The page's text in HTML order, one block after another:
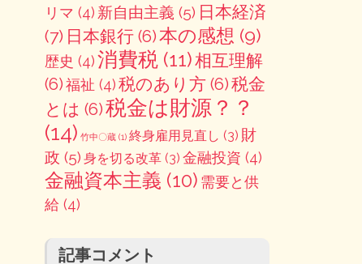
リマ (4) 新自由主義 (5) 日本経済
(7) 日本銀行(6)本の感想 (9)
歴史 (4)消費税(11)相互理解
(6)福祉 (4)税のあり方(6)税金
とは (6)税金は財源？？
(14) 竹中〇蔵(1) 終身雇用見直し (3) 財
政 (5) 身を切る改革(3) 金融投資 (4)
金融資本主義 (10) 需要と供
給 (4)
記事コメント